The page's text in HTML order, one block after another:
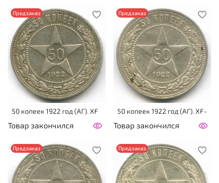
Предзаказ
50 копеек 1922 год (АГ). XF
Товар закончился
Предзаказ
50 копеек 1922 год (АГ). XF-
Товар закончился
Предзаказ Предзаказ